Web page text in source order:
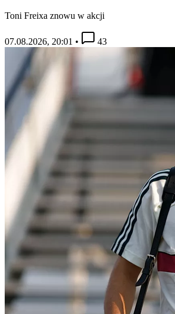
Toni Freixa znowu w akcji
07.08.2026, 20:01 • 43